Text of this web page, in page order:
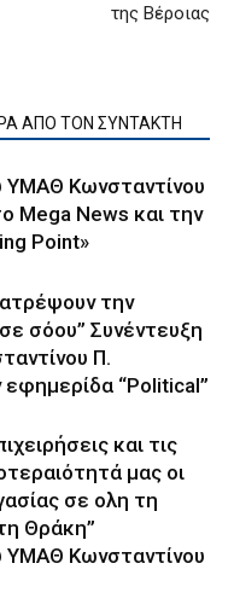
της Βέροιας
ΑΠΟ ΤΟΝ ΣΥΝΤΑΚΤΗ
ΥΜΑΘ Κωνσταντίνου
Mega News και την
Point»
την
σόου” Συνέντευξη
Π.
εφημερίδα “Political”
και τις
μας οι
σε ολη τη
Θράκη”
ΥΜΑΘ Κωνσταντίνου